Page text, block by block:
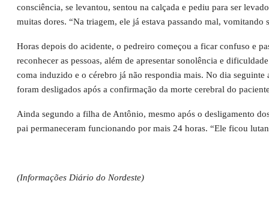
consciência, se levantou, sentou na calçada e pediu para ser
muitas dores. “Na triagem, ele já estava passando mal, vomitando
Horas depois do acidente, o pedreiro começou a ficar confuso e
reconhecer as pessoas, além de apresentar sonolência e
coma induzido e o cérebro já não respondia mais. No dia seguinte
foram desligados após a confirmação da morte cerebral do
Ainda segundo a filha de Antônio, mesmo após o desligamento
pai permaneceram funcionando por mais 24 horas. “Ele ficou
(Informações Diário do Nordeste)